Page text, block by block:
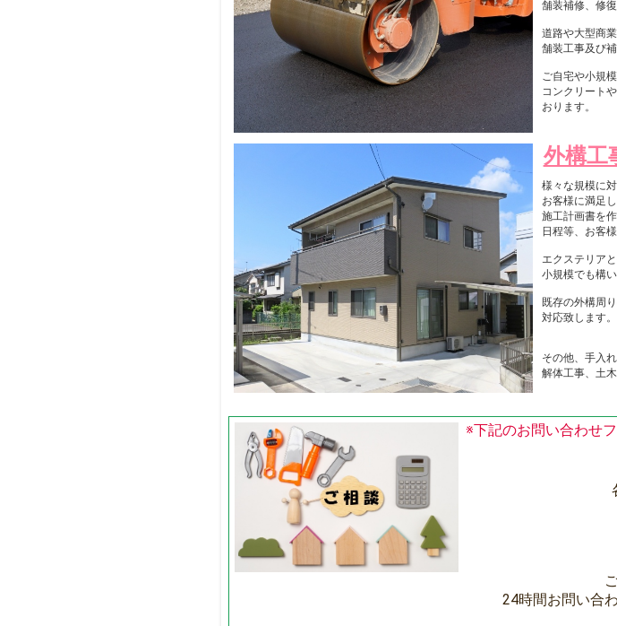
舗装補修、修
道路や大型商
舗装工事及び
ご自宅や小規
コンクリート
おります。
外構工
様々な規模に
お客様に満足
施工計画書を
日程等、お客
エクステリア
小規模でも構い
既存の外構周
対応致します。
その他、手入
解体工事、土
※下記のお問い合わせ
24時間お問い合